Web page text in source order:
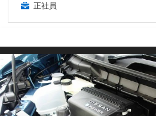
正社員